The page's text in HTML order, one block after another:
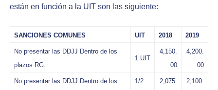
están en función a la UIT son las siguiente:
SANCIONES COMUNES UIT 2018 2019
No presentar las DDJJ Dentro de los
plazos RG.
1 UIT
4,150.
00
4,200.
00
No presentar las DDJJ Dentro de los
1/2
2,075.
2,100.